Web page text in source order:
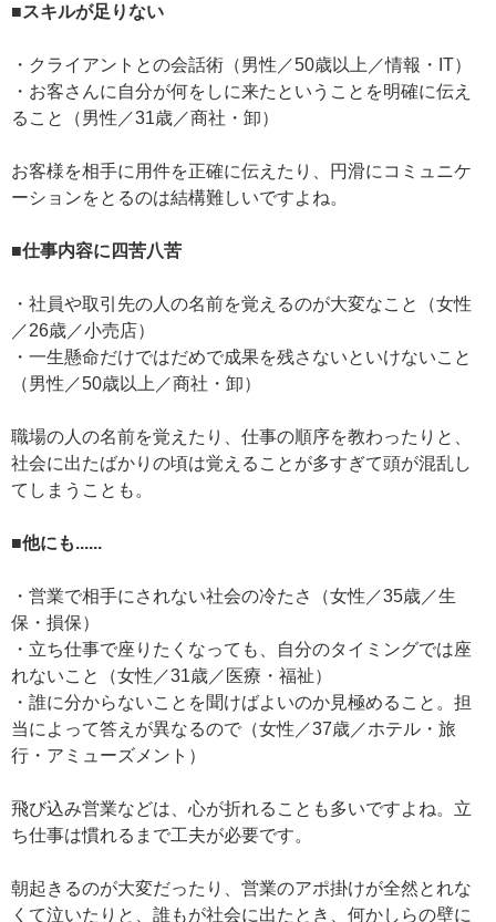
■スキルが足りない
・クライアントとの会話術（男性／50歳以上／情報・IT）
・お客さんに自分が何をしに来たということを明確に伝え
ること（男性／31歳／商社・卸）
お客様を相手に用件を正確に伝えたり、円滑にコミュニケ
ーションをとるのは結構難しいですよね。
■仕事内容に四苦八苦
・社員や取引先の人の名前を覚えるのが大変なこと（女性
／26歳／小売店）
・一生懸命だけではだめで成果を残さないといけないこと
（男性／50歳以上／商社・卸）
職場の人の名前を覚えたり、仕事の順序を教わったりと、
社会に出たばかりの頃は覚えることが多すぎて頭が混乱し
てしまうことも。
■他にも......
・営業で相手にされない社会の冷たさ（女性／35歳／生
保・損保）
・立ち仕事で座りたくなっても、自分のタイミングでは座
れないこと（女性／31歳／医療・福祉）
・誰に分からないことを聞けばよいのか見極めること。担
当によって答えが異なるので（女性／37歳／ホテル・旅
行・アミューズメント）
飛び込み営業などは、心が折れることも多いですよね。立
ち仕事は慣れるまで工夫が必要です。
朝起きるのが大変だったり、営業のアポ掛けが全然とれな
くて泣いたりと、誰もが社会に出たとき、何かしらの壁に